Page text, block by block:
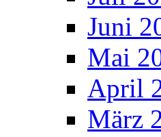
Juni
Mai
April
März